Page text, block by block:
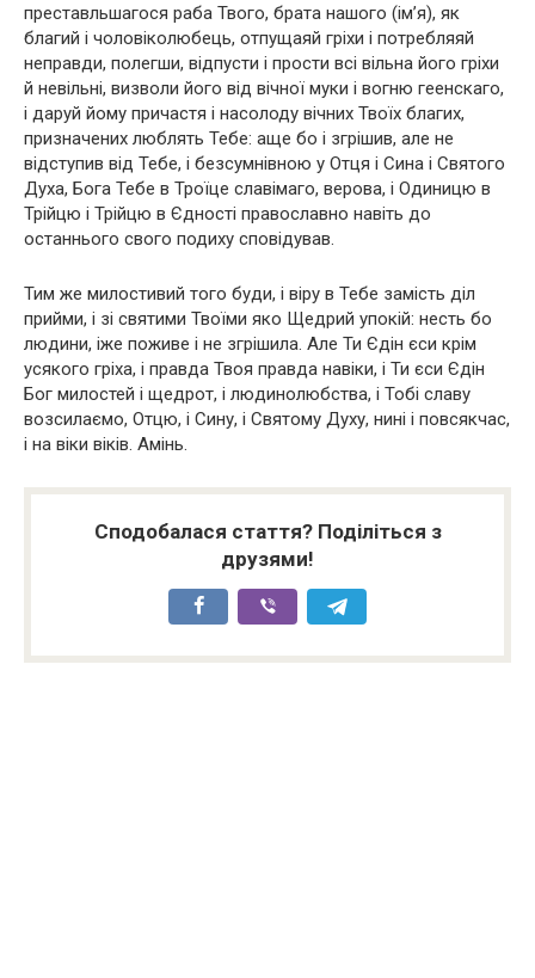
преставльшагося раба Твого, брата нашого (ім’я), як
благий і чоловіколюбець, отпущаяй гріхи і потребляяй
неправди, полегши, відпусти і прости всі вільна його гріхи
й невільні, визволи його від вічної муки і вогню геенскаго,
і даруй йому причастя і насолоду вічних Твоїх благих,
призначених люблять Тебе: аще бо і згрішив, але не
відступив від Тебе, і безсумнівною у Отця і Сина і Святого
Духа, Бога Тебе в Троїце славімаго, верова, і Одиницю в
Трійцю і Трійцю в Єдності православно навіть до
останнього свого подиху сповідував.
Тим же милостивий того буди, і віру в Тебе замість діл
прийми, і зі святими Твоїми яко Щедрий упокій: несть бо
людини, іже поживе і не згрішила. Але Ти Єдін єси крім
усякого гріха, і правда Твоя правда навіки, і Ти єси Єдін
Бог милостей і щедрот, і людинолюбства, і Тобі славу
возсилаємо, Отцю, і Сину, і Святому Духу, нині і повсякчас,
і на віки віків. Амінь.
Сподобалася стаття? Поділіться з
друзями!